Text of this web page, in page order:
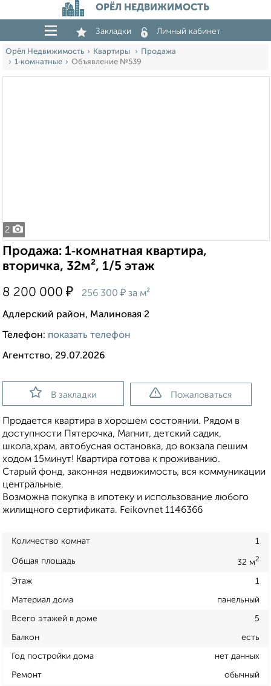
ОРЁЛ НЕДВИЖИМОСТЬ
Закладки Личный кабинет
Орёл Недвижимость Квартиры
Продажа
1‑комнатные
Объявление №539
2
Продажа: 1‑комнатная квартира,
вторичка, 32м², 1/5 этаж
8 200 000 ₽ 256 300 ₽ за м²
Адлерский район, Малиновая 2
Телефон: показать телефон
Агентство, 29.07.2026
В закладки Пожаловаться
Продается квартира в хорошем состоянии. Рядом в
доступности Пятерочка, Магнит, детский садик,
школа,храм, автобусная остановка, до вокзала пешим
ходом 15минут! Квартира готова к проживанию.
Старый фонд, законная недвижимость, вся коммуникации
центральные.
Возможна покупка в ипотеку и использование любого
жилищного сертификата. Feikovnet 1146366
Количество комнат 1
Общая площадь 32 м2
Этаж 1
Материал дома панельный
Всего этажей в доме 5
Балкон есть
Год постройки дома нет данных
Ремонт обычный